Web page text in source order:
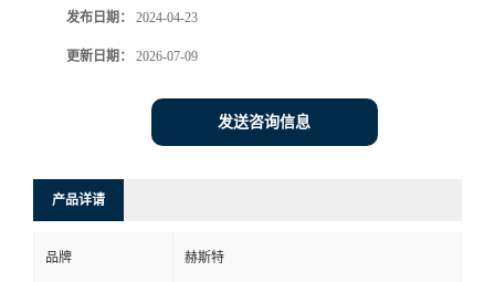
式
在
发布日期： 2024-04-23
更新日期： 2026-07-09
发送咨询信息
产品详请
品牌 赫斯特